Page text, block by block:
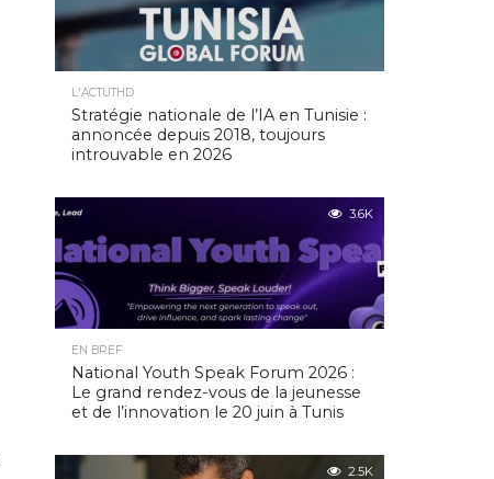
L'ACTUTHD
Stratégie nationale de l’IA en Tunisie :
annoncée depuis 2018, toujours
introuvable en 2026
3.6K
EN BREF
National Youth Speak Forum 2026 :
Le grand rendez-vous de la jeunesse
et de l’innovation le 20 juin à Tunis
2.5K